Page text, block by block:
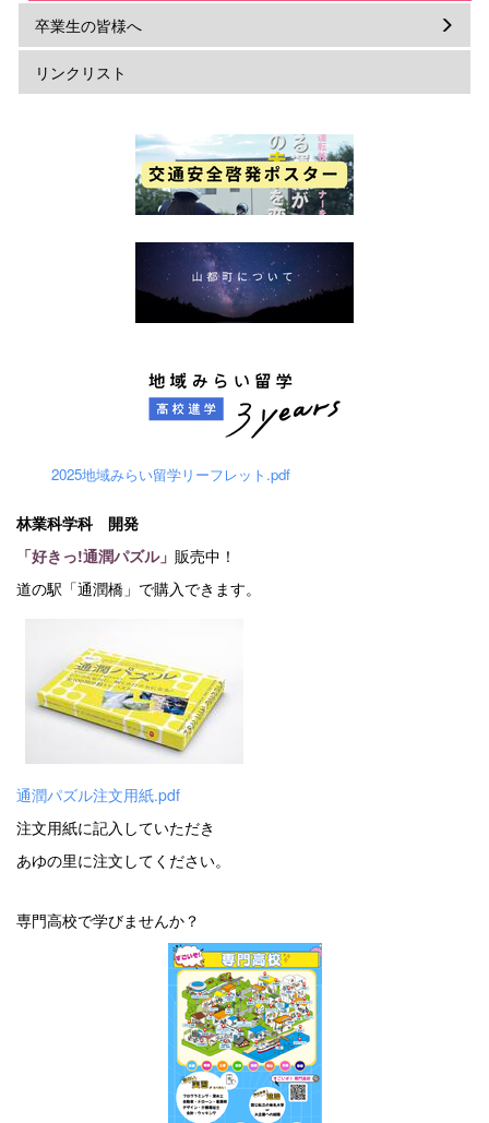
卒業生の皆様へ
リンクリスト
2025地域みらい留学リーフレット.pdf
林業科学科 開発
「好きっ!通潤パズル」 販売中！
道の駅「通潤橋」で購入できます。
通潤パズル注文用紙.pdf
注文用紙に記入していただき
あゆの里に注文してください。
専門高校で学びませんか？